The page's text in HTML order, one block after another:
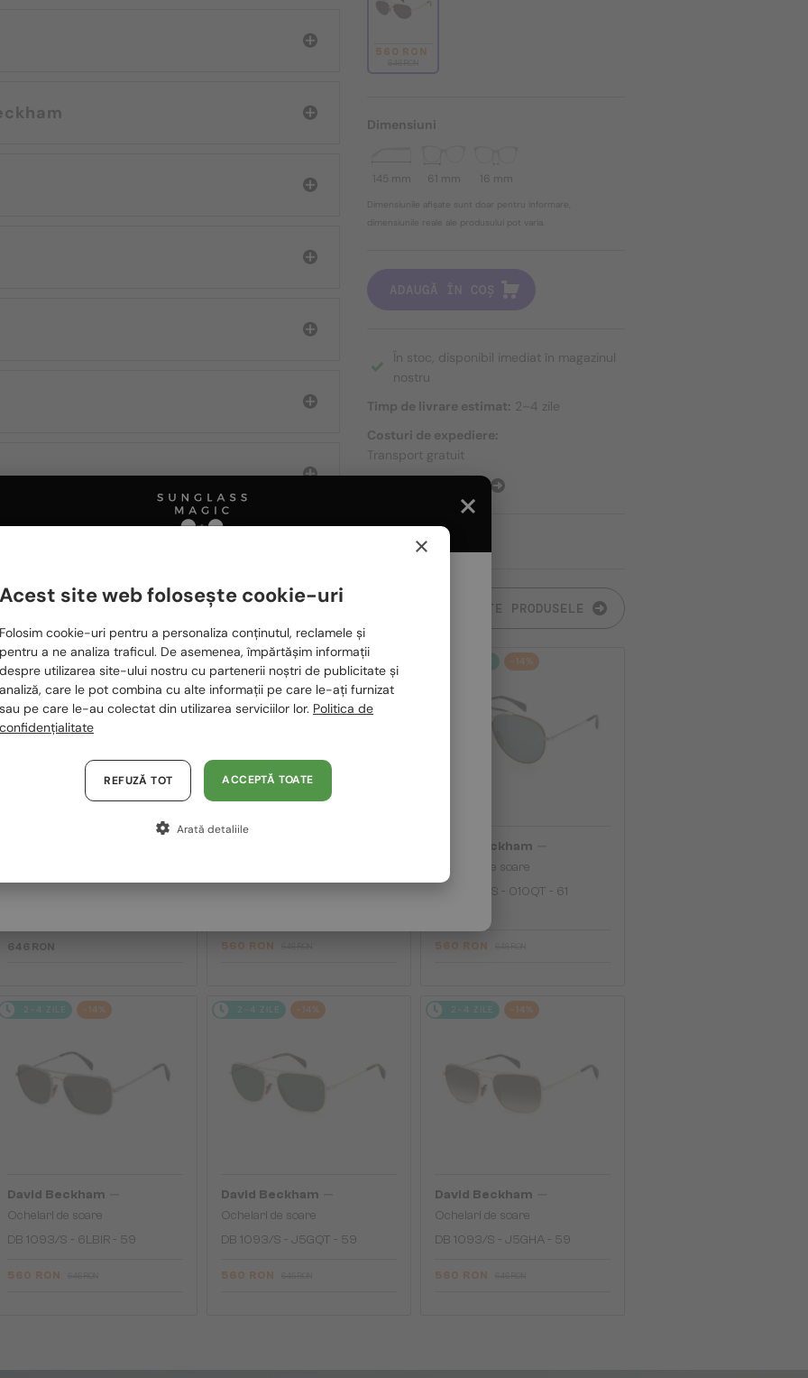
Beckham
560 RON
Dimensiuni
145 mm 61 mm 16 mm
Dimensiunile afișate sunt doar pentru informare,
dimensiunile reale ale produsului pot varia.
ADAUGĂ ÎN COȘ
În stoc, disponibil imediat în magazinul
nostru
Timp de livrare estimat: 2–4 zile
Costuri de expediere:
Transport gratuit
FIȚI INTERESAȚI ȘI DE TOATE PRODUSELE
2-4 ZILE
646 RON
2-4 ZILE -14%
560 RON
-14%
David Beckham
Ochelari de soare
DB 7003/S - 010QT - 61
560 RON
2-4 ZILE -14%
David Beckham
Ochelari de soare
DB 1093/S - 6LBIR - 59
560 RON
2-4 ZILE -14%
David Beckham
Ochelari de soare
DB 1093/S - J5GQT - 59
560 RON
2-4 ZILE -14%
David Beckham
Ochelari de soare
DB 1093/S - J5GHA - 59
560 RON
Te rugăm să alegi din listă țara potrivită pentru tine:
România / RO
Polska / PL
Magyarország / HU
Austria / AT
Germania / DE
×
Acest site web folosește cookie-uri
Folosim cookie-uri pentru a personaliza conținutul, reclamele și
pentru a ne analiza traficul. De asemenea, împărtășim informații
despre utilizarea site-ului nostru cu partenerii noștri de publicitate și
analiză, care le pot combina cu alte informații pe care le-ați furnizat
sau pe care le-au colectat din utilizarea serviciilor lor. Politica de
confidențialitate
ACCEPTĂ TOATE
REFUZĂ TOT
Arată detaliile